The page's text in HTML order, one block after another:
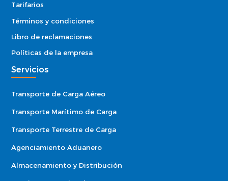
Tarifarios
Términos y condiciones
Libro de reclamaciones
Políticas de la empresa
Servicios
Transporte de Carga Aéreo
Transporte Marítimo de Carga
Transporte Terrestre de Carga
Agenciamiento Aduanero
Almacenamiento y Distribución